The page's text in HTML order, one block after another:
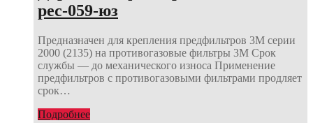
рес-059-юз
Предназначен для крепления предфильтров 3М серии
2000 (2135) на противогазовые фильтры 3М Срок
службы — до механического износа Применение
предфильтров с противогазовыми фильтрами продляет
срок…
Подробнее